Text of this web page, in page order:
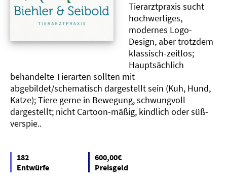
Tierarztpraxis sucht
hochwertiges,
modernes Logo-
Design, aber trotzdem
klassisch-zeitlos;
Hauptsächlich
behandelte Tierarten sollten mit
abgebildet/schematisch dargestellt sein (Kuh, Hund,
Katze); Tiere gerne in Bewegung, schwungvoll
dargestellt; nicht Cartoon-mäßig, kindlich oder süß-
verspie..
182
Entwürfe
600,00€
Preisgeld